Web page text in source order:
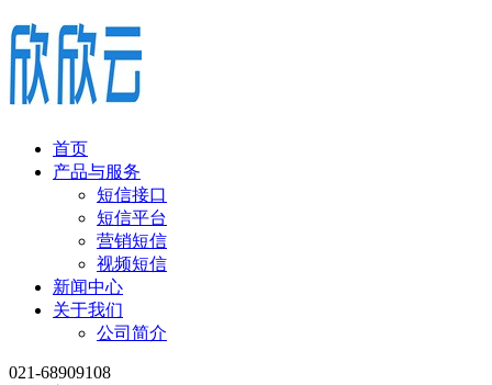
首页
产品与服务
短信接口
短信平台
营销短信
视频短信
新闻中心
关于我们
公司简介
021-68909108